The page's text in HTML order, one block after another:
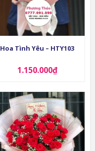
Hoa Tình Yêu – HTY103
1.150.000₫